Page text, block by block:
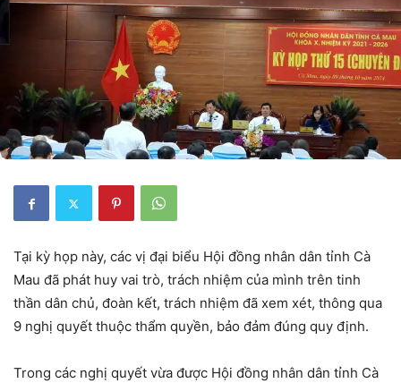
Tại kỳ họp này, các vị đại biểu Hội đồng nhân dân tỉnh Cà
Mau đã phát huy vai trò, trách nhiệm của mình trên tinh
thần dân chủ, đoàn kết, trách nhiệm đã xem xét, thông qua
9 nghị quyết thuộc thẩm quyền, bảo đảm đúng quy định.
Trong các nghị quyết vừa được Hội đồng nhân dân tỉnh Cà